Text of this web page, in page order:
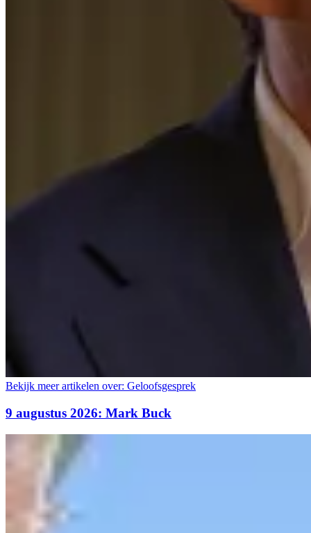
Bekijk meer artikelen over: Geloofsgesprek
9 augustus 2026: Mark Buck